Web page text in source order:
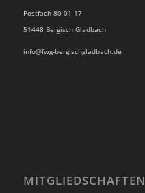
Postfach 80 01 17
51448 Bergisch Gladbach
info@fwg-bergischgladbach.de
MITGLIEDSCHAFTEN